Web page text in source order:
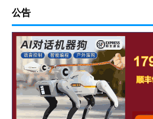
公告